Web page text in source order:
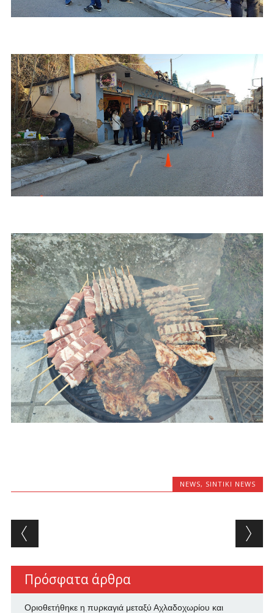
NEWS, SINTIKI NEWS
Post navigation
Πρόσφατα άρθρα
Οριοθετήθηκε η πυρκαγιά μεταξύ Αχλαδοχωρίου και